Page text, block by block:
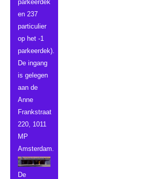
parkeerdek
en 237
particulier
op het -1
parkeerdek).
De ingang
is gelegen
aan de
Anne
Frankstraat
220, 1011
MP
Amsterdam.
De